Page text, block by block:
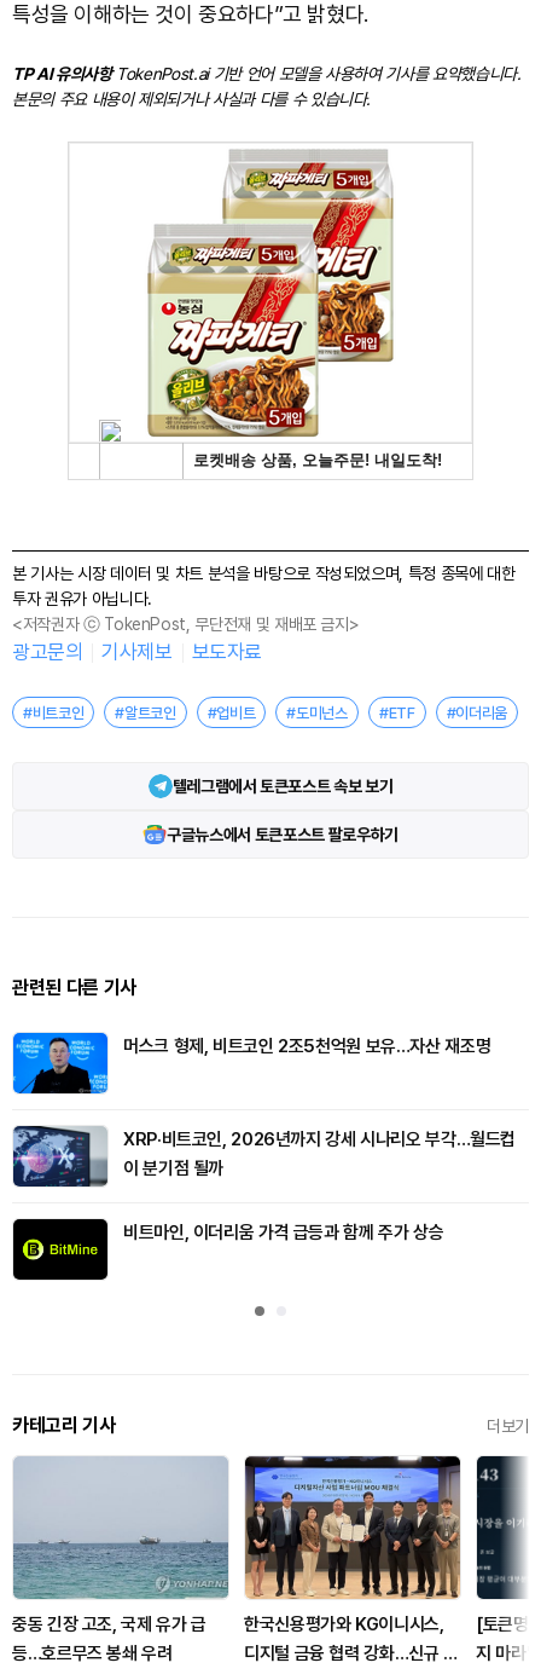
특성을 이해하는 것이 중요하다”고 밝혔다.
TP AI 유의사항TokenPost.ai 기반 언어 모델을 사용하여 기사를 요약했습니다.
본문의 주요 내용이 제외되거나 사실과 다를 수 있습니다.
본 기사는 시장 데이터 및 차트 분석을 바탕으로 작성되었으며, 특정 종목에 대한
투자 권유가 아닙니다.
<저작권자 ⓒ TokenPost, 무단전재 및 재배포 금지>
광고문의 기사제보 보도자료
#비트코인 #알트코인 #업비트 #도미넌스 #ETF #이더리움
텔레그램에서 토큰포스트 속보 보기
구글뉴스에서 토큰포스트 팔로우하기
관련된 다른 기사
머스크 형제, 비트코인 2조5천억원 보유…자산 재조명
XRP·비트코인, 2026년까지 강세 시나리오 부각…월드컵
이 분기점 될까
비트마인, 이더리움 가격 급등과 함께 주가 상승
카테고리 기사 더보기
중동 긴장 고조, 국제 유가 급
등…호르무즈 봉쇄 우려
한국신용평가와 KG이니시스,
디지털 금융 협력 강화…신규 사
[토큰명
지 마라"